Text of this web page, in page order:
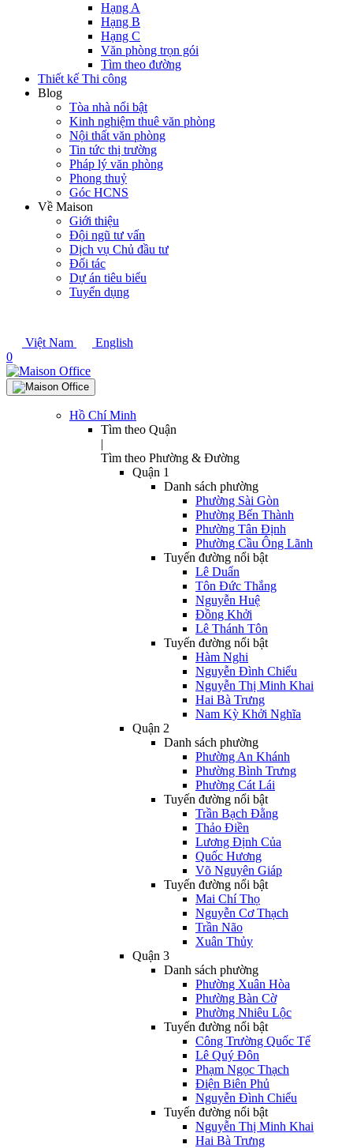
Hạng A
Hạng B
Hạng C
Văn phòng trọn gói
Tìm theo đường
Thiết kế Thi công
Blog
Tòa nhà nổi bật
Kinh nghiệm thuê văn phòng
Nội thất văn phòng
Tin tức thị trường
Pháp lý văn phòng
Phong thuỷ
Góc HCNS
Về Maison
Giới thiệu
Đội ngũ tư vấn
Dịch vụ Chủ đầu tư
Đối tác
Dự án tiêu biểu
Tuyển dụng
Việt Nam
English
0
Hồ Chí Minh
Tìm theo Quận
|
Tìm theo Phường & Đường
Quận 1
Danh sách phường
Phường Sài Gòn
Phường Bến Thành
Phường Tân Định
Phường Cầu Ông Lãnh
Tuyến đường nổi bật
Lê Duẩn
Tôn Đức Thắng
Nguyễn Huệ
Đồng Khởi
Lê Thánh Tôn
Tuyến đường nổi bật
Hàm Nghi
Nguyễn Đình Chiểu
Nguyễn Thị Minh Khai
Hai Bà Trưng
Nam Kỳ Khởi Nghĩa
Quận 2
Danh sách phường
Phường An Khánh
Phường Bình Trưng
Phường Cát Lái
Tuyến đường nổi bật
Trần Bạch Đằng
Thảo Điền
Lương Định Của
Quốc Hương
Võ Nguyên Giáp
Tuyến đường nổi bật
Mai Chí Thọ
Nguyễn Cơ Thạch
Trần Não
Xuân Thủy
Quận 3
Danh sách phường
Phường Xuân Hòa
Phường Bàn Cờ
Phường Nhiêu Lộc
Tuyến đường nổi bật
Công Trường Quốc Tế
Lê Quý Đôn
Phạm Ngọc Thạch
Điện Biên Phủ
Nguyễn Đình Chiểu
Tuyến đường nổi bật
Nguyễn Thị Minh Khai
Hai Bà Trưng